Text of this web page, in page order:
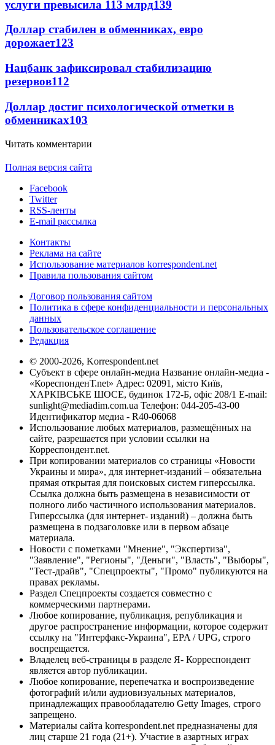
услуги превысила 113 млрд139
Доллар стабилен в обменниках, евро
дорожает123
Нацбанк зафиксировал стабилизацию
резервов112
Доллар достиг психологической отметки в
обменниках103
Читать комментарии
Полная версия сайта
Facebook
Twitter
RSS-ленты
E-mail рассылка
Контакты
Реклама на сайте
Использование материалов korrespondent.net
Правила пользования сайтом
Договор пользования сайтом
Политика в сфере конфиденциальности и персональных
данных
Пользовательское соглашение
Редакция
© 2000-2026, Korrespondent.net
Субъект в сфере онлайн-медиа Название онлайн-медиа -
«КореспонденТ.net» Адрес: 02091, місто Київ,
ХАРКІВСЬКЕ ШОСЕ, будинок 172-Б, офіс 208/1 E-mail:
sunlight@mediadim.com.ua Телефон: 044-205-43-00
Идентификатор медиа - R40-06068
Использование любых материалов, размещённых на
сайте, разрешается при условии ссылки на
Корреспондент.net.
При копировании материалов со страницы «Новости
Украины и мира», для интернет-изданий – обязательна
прямая открытая для поисковых систем гиперссылка.
Ссылка должна быть размещена в независимости от
полного либо частичного использования материалов.
Гиперссылка (для интернет- изданий) – должна быть
размещена в подзаголовке или в первом абзаце
материала.
Новости с пометками "Мнение", "Экспертиза",
"Заявление", "Регионы", "Деньги", "Власть", "Выборы",
"Тест-драйв", "Спецпроекты", "Промо" публикуются на
правах рекламы.
Раздел Спецпроекты создается совместно с
коммерческими партнерами.
Любое копирование, публикация, републикация и
другое распространение информации, которое содержит
ссылку на "Интерфакс-Украина", EPA / UPG, строго
воспрещается.
Владелец веб-страницы в разделе Я- Корреспондент
является автор публикации.
Любое копирование, перепечатка и воспроизведение
фотографий и/или аудиовизуальных материалов,
принадлежащих правообладателю Getty Images, строго
запрещено.
Материалы сайта korrespondent.net предназначены для
лиц старше 21 года (21+). Участие в азартных играх